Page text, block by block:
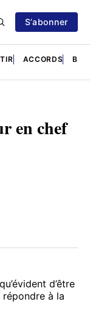
S’abonner
ACCORDS
en chef
d’être
à la